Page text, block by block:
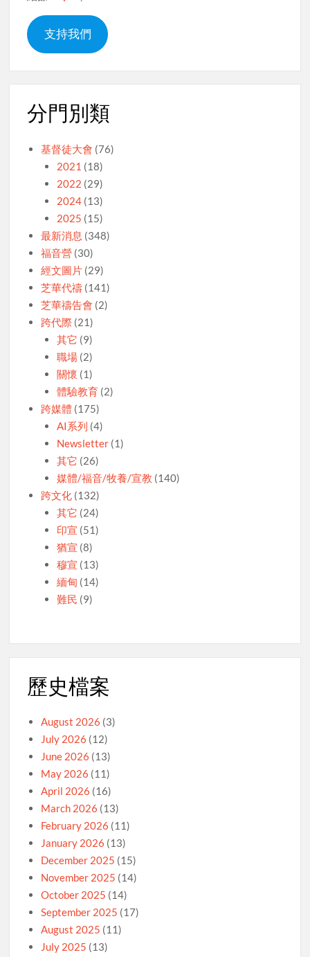
支持我們
分門別類
基督徒大會 (76)
2021 (18)
2022 (29)
2024(13)
2025 (15)
最新消息 (348)
福音營 (30)
經文圖片 (29)
芝華代禱 (141)
芝華禱告會 (2)
跨代際 (21)
其它 (9)
職場(2)
關懷 (1)
體驗教育(2)
跨媒體 (175)
AI系列 (4)
Newsletter(1)
其它 (26)
媒體/福音/牧養/宣教 (140)
跨文化 (132)
其它 (24)
印宣 (51)
猶宣 (8)
穆宣 (13)
緬甸 (14)
難民 (9)
歷史檔案
August 2026 (3)
July 2026 (12)
June 2026 (13)
May 2026 (11)
April 2026 (16)
March 2026 (13)
February 2026 (11)
January 2026 (13)
December 2025 (15)
November 2025 (14)
October 2025 (14)
September 2025 (17)
August 2025 (11)
July 2025 (13)